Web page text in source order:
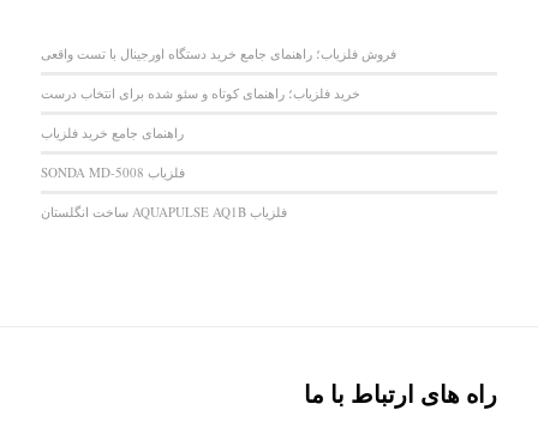
فروش فلزیاب؛ راهنمای جامع خرید دستگاه اورجینال با تست واقعی
خرید فلزیاب؛ راهنمای کوتاه و سئو شده برای انتخاب درست
راهنمای جامع خرید فلزیاب
فلزیاب SONDA MD-5008
فلزیاب AQUAPULSE AQ1B ساخت انگلستان
راه های ارتباط با ما